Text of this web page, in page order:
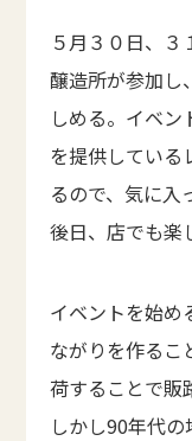
５月３０日、
醸造所が参加し
しめる。イベ
を提供している
るので、気に入
後日、店でも楽
イベントを始め
ながりを作るこ
荷することで販
しかし90年代